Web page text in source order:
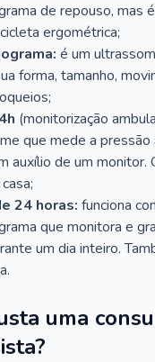
de repouso, mas
ergométrica;
é um
forma, tamanho,
(monitorização
que mede a
auxílio de um
24 horas: funciona
que monitora e
um dia inteiro.
uma